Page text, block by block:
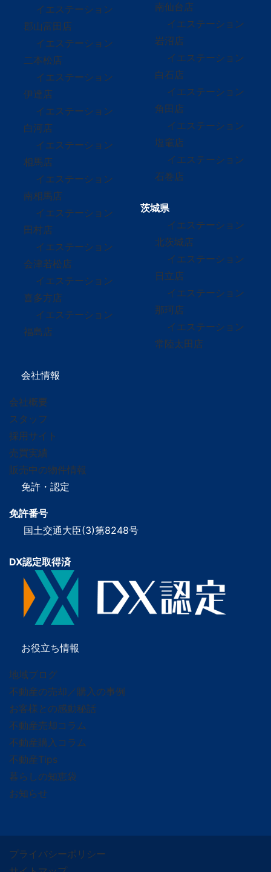
イエステーション
郡山富田店
イエステーション
二本松店
イエステーション
伊達店
イエステーション
白河店
イエステーション
相馬店
イエステーション
南相馬店
イエステーション
田村店
イエステーション
会津若松店
イエステーション
喜多方店
イエステーション
福島店
南仙台店
イエステーション
岩沼店
イエステーション
白石店
イエステーション
角田店
イエステーション
塩竈店
イエステーション
石巻店
茨城県
イエステーション
北茨城店
イエステーション
日立店
イエステーション
那珂店
イエステーション
常陸太田店
会社情報
会社概要
スタッフ
採用サイト
売買実績
販売中の物件情報
免許・認定
免許番号
国土交通大臣(3)第8248号
DX認定取得済
お役立ち情報
地域ブログ
不動産の売却／購入の事例
お客様との感動秘話
不動産売却コラム
不動産購入コラム
不動産Tips
暮らしの知恵袋
お知らせ
プライバシーポリシー